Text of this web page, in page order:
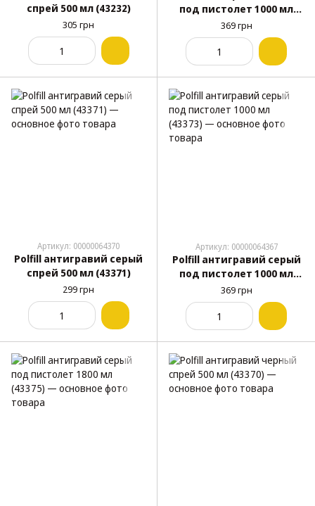
спрей 500 мл (43232)
305 грн
под пистолет 1000 мл
(43149)
369 грн
Артикул: 00000064370
Polfill антигравий серый
спрей 500 мл (43371)
299 грн
Артикул: 00000064367
Polfill антигравий серый
под пистолет 1000 мл
(43373)
369 грн